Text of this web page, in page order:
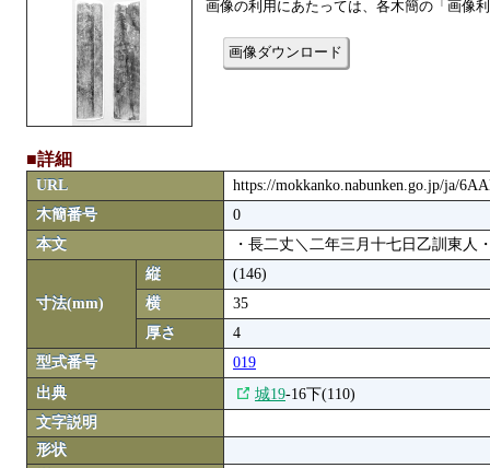
画像の利用にあたっては、各木簡の「画像
画像ダウンロード
■詳細
URL
https://mokkanko.nabunken.go.jp/ja/
木簡番号
0
本文
・長二丈＼二年三月十七日乙訓東人
寸法(mm)
縦
(146)
横
35
厚さ
4
型式番号
019
出典
城19-16下(110)
文字説明
形状